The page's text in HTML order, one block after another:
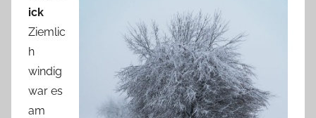
ick
Ziemlic
h
windig
war es
am